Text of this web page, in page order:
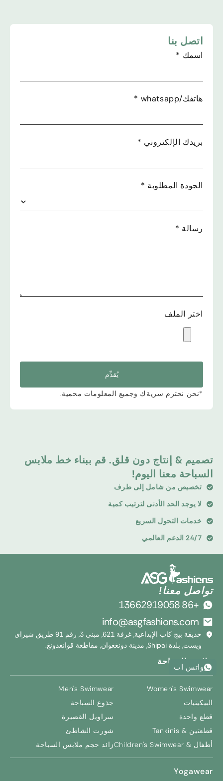
تصميم & إنتاج دون قلق. قم ببناء خط ملابس
السباحة معنا اليوم!
تخصيص من شامل إلى طرف
لا يوجد الحد الأدنى لترتيب كمية
خدمات التحول السريع
24/7 الدعم العالمي
اتصل بنا
اسمك *
هاتفك/whatsapp *
بريدك الإلكتروني *
الجودة المطلوبة *
رسالة *
اختر الملف
يُقدِّم
*نحن نحترم سريةك وجميع المعلومات محمية.
تواصل معنا!
+86 13662919058
info@asgfashions.com
حديقة بيج كاب الإبداعية, غرفة 621, مبنى 3, رقم 91 طريق شيراي
ويست, بلدة Shipai, مدينة دونغغوان, مقاطعة قوانغدونغ.
ملابس السباحة
Women's Swimwear
البيكينيات
قطع واحدة
قطعتين & Tankinis
أطفال & Children's Swimwear
Men's Swimwear
جذوع السباحة
سراويل القصيرة
شورت الشاطئ
زائد حجم ملابس السباحة
Yogawear
واتس اب